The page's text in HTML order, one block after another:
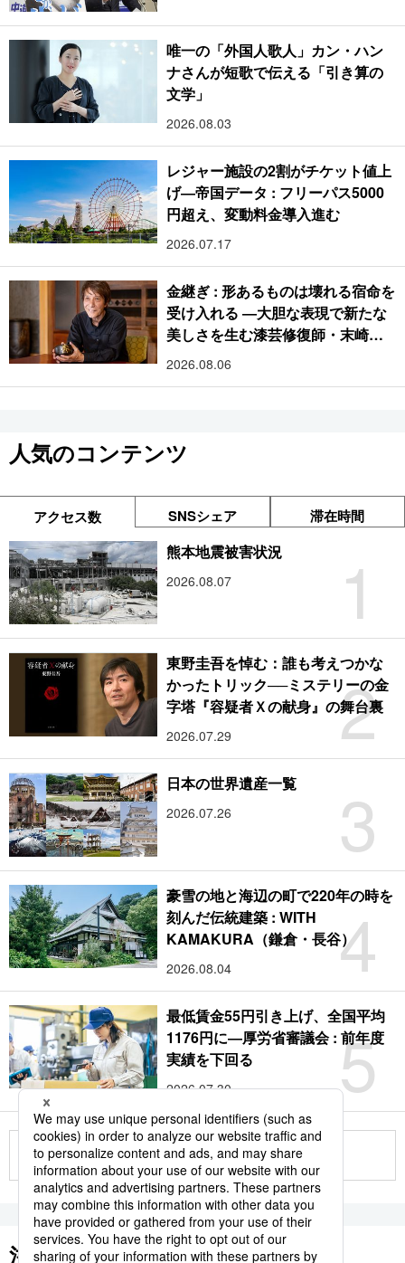
唯一の「外国人歌人」カン・ハン
ナさんが短歌で伝える「引き算の
文学」
2026.08.03
レジャー施設の2割がチケット値上
げ―帝国データ : フリーパス5000
円超え、変動料金導入進む
2026.07.17
金継ぎ : 形あるものは壊れる宿命を
受け入れる ―大胆な表現で新たな
美しさを生む漆芸修復師・末崎広
樹
2026.08.06
人気のコンテンツ
アクセス数 SNSシェア 滞在時間
1
熊本地震被害状況
2026.08.07
2
東野圭吾を悼む：誰も考えつかな
かったトリック──ミステリーの金
字塔『容疑者Ｘの献身』の舞台裏
2026.07.29
3
日本の世界遺産一覧
2026.07.26
4
豪雪の地と海辺の町で220年の時を
刻んだ伝統建築 : WITH
KAMAKURA（鎌倉・長谷）
2026.08.04
5
最低賃金55円引き上げ、全国平均
1176円に―厚労省審議会 : 前年度
実績を下回る
2026.07.30
もっと見る
注目のキーワード